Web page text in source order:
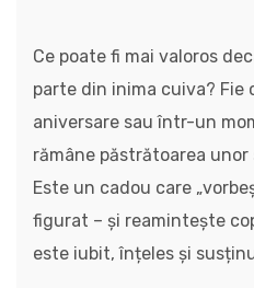
Ce poate fi mai valoros
parte din inima cuiva? Fie
aniversare sau într-un
rămâne păstrătoarea
Este un cadou care
figurat – și reamintește
este iubit, înțeles și